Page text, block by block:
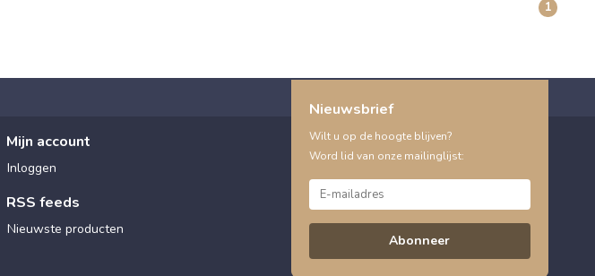
1
Mijn account
Inloggen
RSS feeds
Nieuwste producten
Nieuwsbrief
Wilt u op de hoogte blijven?
Word lid van onze mailinglijst:
Abonneer